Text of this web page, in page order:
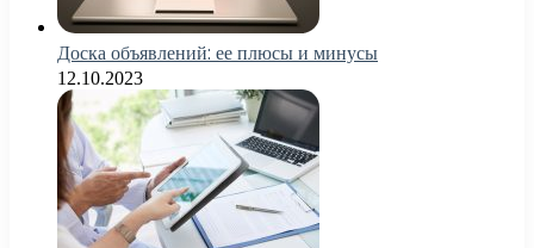
Доска объявлений: ее плюсы и минусы
12.10.2023